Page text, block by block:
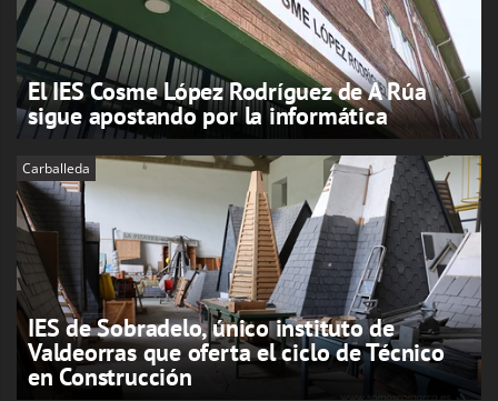
El IES Cosme López Rodríguez de A Rúa
sigue apostando por la informática
Carballeda
IES de Sobradelo, único instituto de
Valdeorras que oferta el ciclo de Técnico
en Construcción